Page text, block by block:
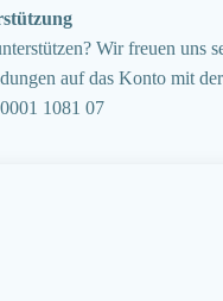
Wir freuen uns
auf das Konto mit
1081 07